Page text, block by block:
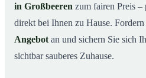
in Großbeeren zum fairen Preis
direkt bei Ihnen zu Hause.
Angebot an und sichern Sie sich
sichtbar sauberes Zuhause.